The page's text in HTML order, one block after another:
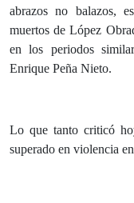
abrazos no balazos,
muertos de López
en los periodos
Enrique Peña Nieto.
Lo que tanto criticó
superado en violencia